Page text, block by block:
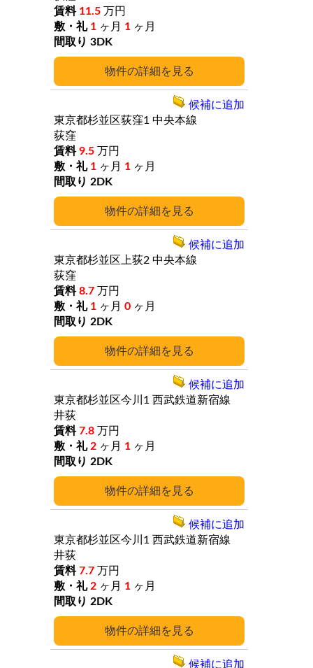
詳細
11.5 万円
1 ヶ月 1 ヶ月
3DK
詳細
東京都杉並区荻窪1 中央本線
荻窪
9.5 万円
1 ヶ月 1 ヶ月
2DK
候補に追加
詳細
東京都杉並区上荻2 中央本線
荻窪
8.7 万円
1 ヶ月 0 ヶ月
2DK
候補に追加
詳細
東京都杉並区今川1 西武鉄道新宿線
井荻
7.8 万円
2 ヶ月 1 ヶ月
2DK
候補に追加
詳細
東京都杉並区今川1 西武鉄道新宿線
井荻
7.7 万円
2 ヶ月 1 ヶ月
2DK
候補に追加
候補に追加